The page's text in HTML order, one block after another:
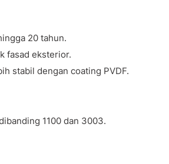
20 tahun.
fasad eksterior.
stabil dengan coating PVDF.
1100 dan 3003.